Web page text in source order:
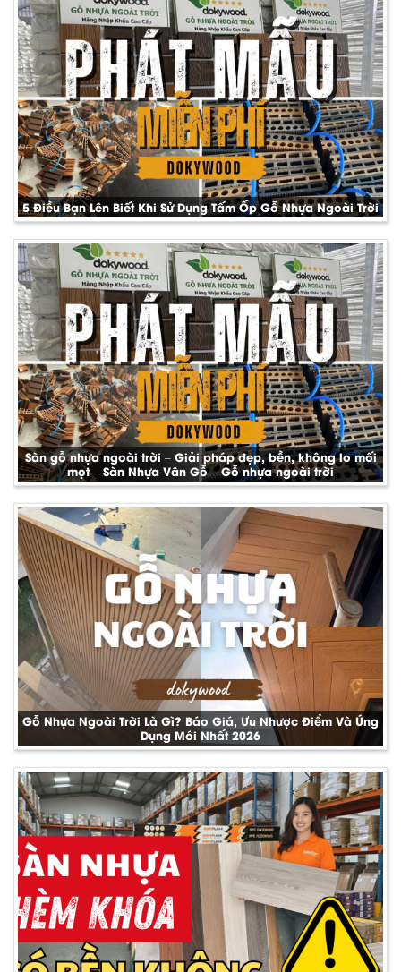
5 Điều Bạn Lên Biết Khi Sử Dụng Tấm Ốp Gỗ Nhựa Ngoài Trời
Sàn gỗ nhựa ngoài trời – Giải pháp đẹp, bền, không lo mối
mọt – Sàn Nhựa Vân Gỗ – Gỗ nhựa ngoài trời
Gỗ Nhựa Ngoài Trời Là Gì? Báo Giá, Ưu Nhược Điểm Và Ứng
Dụng Mới Nhất 2026